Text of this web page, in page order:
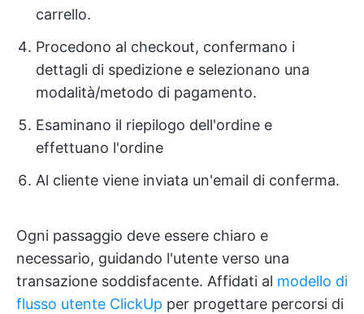
carrello.
Procedono al checkout, confermano i
dettagli di spedizione e selezionano una
modalità/metodo di pagamento.
Esaminano il riepilogo dell'ordine e
effettuano l'ordine
Al cliente viene inviata un'email di conferma.
Ogni passaggio deve essere chiaro e
necessario, guidando l'utente verso una
transazione soddisfacente. Affidati al modello di
flusso utente ClickUp per progettare percorsi di